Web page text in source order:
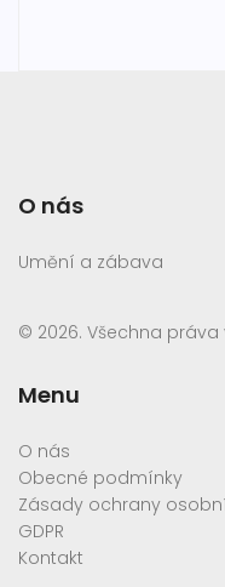
O nás
Umění a zábava
© 2026. Všechna práva
Menu
O nás
Obecné podmínky
Zásady ochrany
GDPR
Kontakt